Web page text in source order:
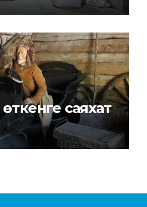
200 теңгемен өткенге саяхат